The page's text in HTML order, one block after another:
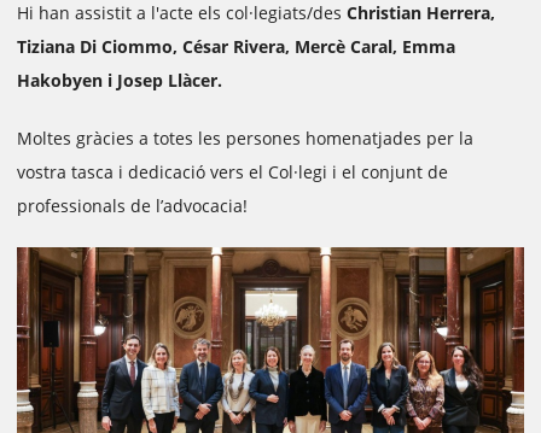
Hi han assistit a l'acte els col·legiats/des Christian Herrera,
Tiziana Di Ciommo, César Rivera, Mercè Caral, Emma
Hakobyen i Josep Llàcer.
Moltes gràcies a totes les persones homenatjades per la
vostra tasca i dedicació vers el Col·legi i el conjunt de
professionals de l’advocacia!